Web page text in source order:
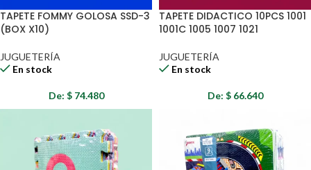
TAPETE FOMMY GOLOSA SSD-3
(BOX X10)
JUGUETERÍA
En stock
De: $74.480
TAPETE DIDACTICO 10PCS 1001
1001C 1005 1007 1021
JUGUETERÍA
En stock
De: $66.640